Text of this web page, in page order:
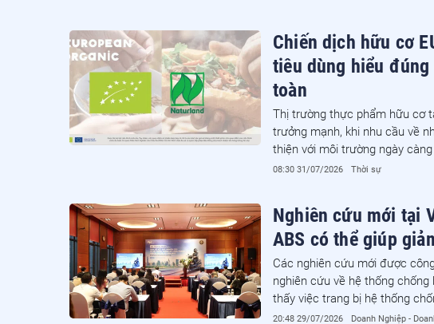
Chiến dịch hữu cơ
tiêu dùng hiểu
toàn
Thị trường thực phẩm hữu cơ
trưởng mạnh, khi nhu cầu về
thiện với môi trường ngày
của thị trường là không ít băn
08:30 31/07/2026 Thời sự
Nghiên cứu mới tại
ABS có thể giúp
Các nghiên cứu mới được
nghiên cứu về hệ thống
thấy việc trang bị hệ thống
từ 22–29% số vụ tai nạn, số
20:48 29/07/2026 Doanh Nghiệp -